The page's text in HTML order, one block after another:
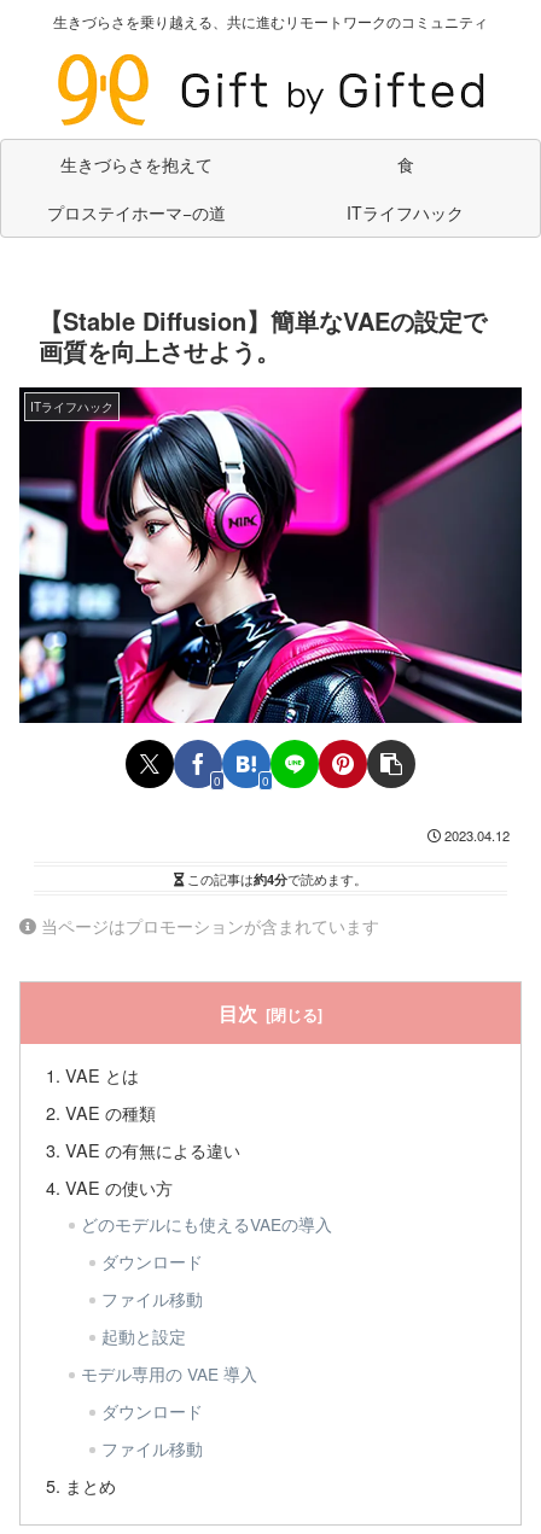
生きづらさを乗り越える、共に進むリモートワークのコミュニティ
生きづらさを抱えて
食
プロステイホーマ−の道
ITライフハック
【Stable Diffusion】簡単なVAEの設定で
画質を向上させよう。
ITライフハック
0 0
2023.04.12
この記事は約4分で読めます。
当ページはプロモーションが含まれています
目次
VAE とは
VAE の種類
VAE の有無による違い
VAE の使い方
どのモデルにも使えるVAEの導入
ダウンロード
ファイル移動
起動と設定
モデル専用の VAE 導入
ダウンロード
ファイル移動
まとめ